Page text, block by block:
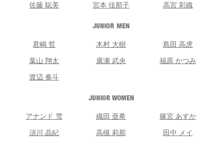
佐藤 聡美 宮本 佳那子 高宮 彩織
君嶋 哲 木村 大樹 島田 高虎
葉山 翔太 廣瀬 武央 福原 かつみ
渡辺 奏斗
アナンド 雪 織田 亜希 篠宮 あすか
須川 晶紀 高槻 莉那 田中 メイ